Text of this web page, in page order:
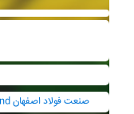
بازی های گذشته هرنگ جوان بستک هرمزگان And صنعت فولاد اصفهان